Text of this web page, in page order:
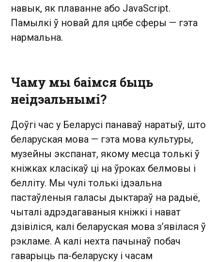
навык, як плаванне або JavaScript.
Памылкі ў новай для цябе сферы — гэта
нармальна.
Чаму мы баімся быць
неідэальнымі?
Доўгі час у Беларусі панаваў наратыў, што
беларуская мова — гэта мова культуры,
музейны экспанат, якому месца толькі ў
кніжках класікаў ці на ўроках белмовы і
белліту. Мы чулі толькі ідэальна
пастаўленыя галасы дыктараў на радыё,
чыталі адрэдагаваныя кніжкі і нават
дзівіліся, калі беларуская мова з’явілася ў
рэкламе. А калі нехта пачынаў побач
гаварыць па-беларуску і часам